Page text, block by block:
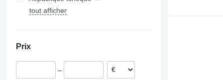
tout afficher
Prix
–